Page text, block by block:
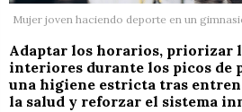
Mujer joven haciendo deporte en un
Adaptar los horarios, priorizar
interiores durante los picos de
una higiene estricta tras
la salud y reforzar el sistema